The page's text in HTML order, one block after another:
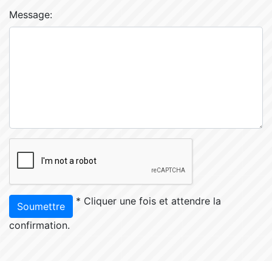
Message:
Soumettre * Cliquer une fois et attendre la
confirmation.